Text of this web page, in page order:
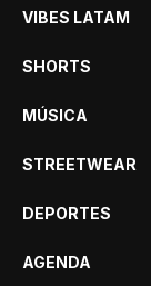
VIBES LATAM
SHORTS
MÚSICA
STREETWEAR
DEPORTES
AGENDA